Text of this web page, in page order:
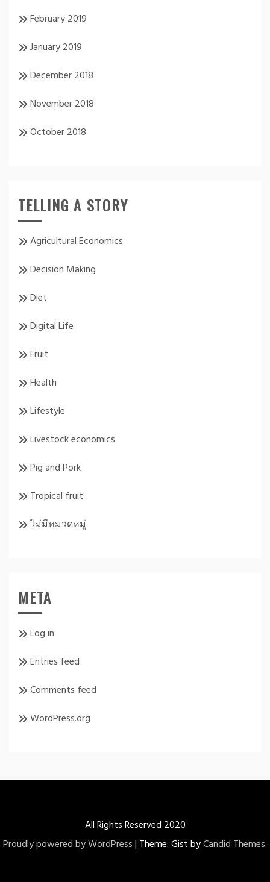
February 2019
January 2019
December 2018
November 2018
October 2018
TELLING A STORY
Agricultural Economics
Decision Making
Diet
Digital Life
Fruit
Health
Lifestyle
Livestock economics
Pig and Pork
Tropical fruit
ไม่มีหมวดหมู่
META
Log in
Entries feed
Comments feed
WordPress.org
All Rights Reserved 2020
Proudly powered by WordPress| Theme: Gist byCandid Themes.